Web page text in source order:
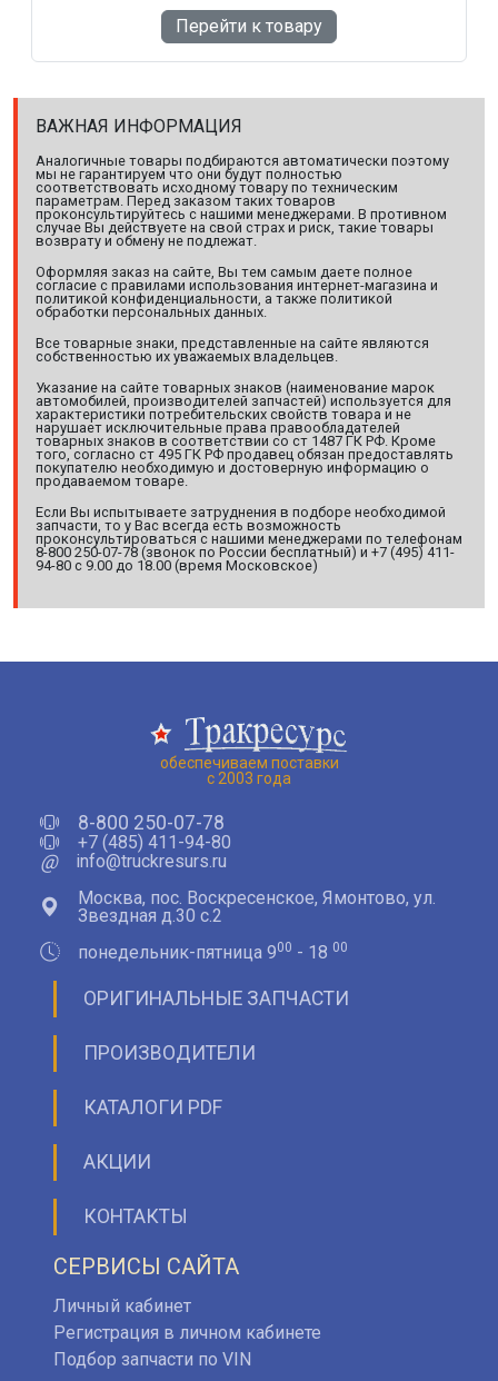
Перейти к товару
ВАЖНАЯ ИНФОРМАЦИЯ
Аналогичные товары подбираются автоматически поэтому
мы не гарантируем что они будут полностью
соответствовать исходному товару по техническим
параметрам. Перед заказом таких товаров
проконсультируйтесь с нашими менеджерами. В противном
случае Вы действуете на свой страх и риск, такие товары
возврату и обмену не подлежат.
Оформляя заказ на сайте, Вы тем самым даете полное
согласие с правилами использования интернет-магазина и
политикой конфиденциальности, а также политикой
обработки персональных данных.
Все товарные знаки, представленные на сайте являются
собственностью их уважаемых владельцев.
Указание на сайте товарных знаков (наименование марок
автомобилей, производителей запчастей) используется для
характеристики потребительских свойств товара и не
нарушает исключительные права правообладателей
товарных знаков в соответствии со ст 1487 ГК РФ. Кроме
того, согласно ст 495 ГК РФ продавец обязан предоставлять
покупателю необходимую и достоверную информацию о
продаваемом товаре.
Если Вы испытываете затруднения в подборе необходимой
запчасти, то у Вас всегда есть возможность
проконсультироваться с нашими менеджерами по телефонам
8-800 250-07-78 (звонок по России бесплатный) и +7 (495) 411-
94-80 с 9.00 до 18.00 (время Московское)
обеспечиваем поставки
с 2003 года
8-800 250-07-78
+7 (485) 411-94-80
@
info@truckresurs.ru
Москва, пос. Воскресенское, Ямонтово, ул.
Звездная д.30 с.2
понедельник-пятница 900 - 18 00
ОРИГИНАЛЬНЫЕ ЗАПЧАСТИ
ПРОИЗВОДИТЕЛИ
КАТАЛОГИ PDF
АКЦИИ
КОНТАКТЫ
СЕРВИСЫ САЙТА
Личный кабинет
Регистрация в личном кабинете
Подбор запчасти по VIN